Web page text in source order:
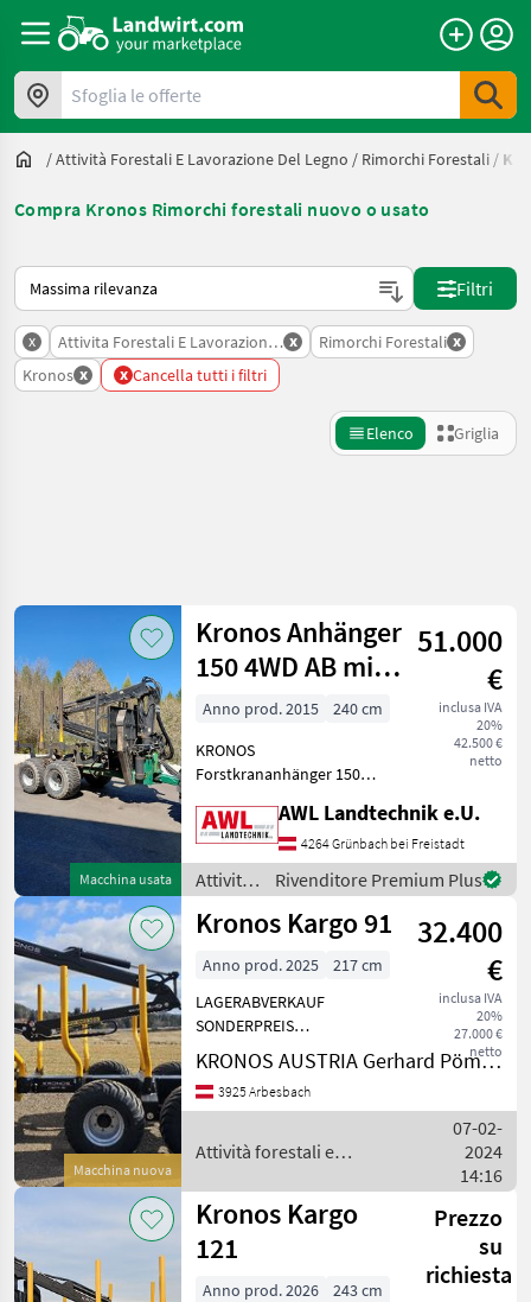
Sfoglia le offerte
/Attività Forestali E Lavorazione Del Legno / Rimorchi Forestali /
Compra Kronos Rimorchi forestali nuovo o usato
Ecco come viene ordinato su Landwirt.com
Filtri
x Attivita Forestali E Lavorazione Del Legno
x Rimorchi Forestali x
Kronos x x Cancella tutti i filtri
Elenco Griglia
Categoria 4 Paese Filtri
PERCORSO
ATTUALE
Settore
forestale
Forestali E
Lavorazione
Del Legno
Rimorchi
Forestali
Kronos
SCEGLI
CATEGORIA
Kronos
Palms
Binderberger
Reimposta
Mostra
9
risultati
Macchina usata
Kronos Anhänger
150 4WD AB mit
Kran 8020XL
51.000
€
inclusa IVA
20%
42.500 €
netto
Anno prod. 2015
240 cm
KRONOS
Forstkrananhänger 150
Gesamtgewicht,
hydraulischer
Reibrollenantrieb, 4
Rungenpaare, hydraulische
Schwenkdeichsel,
Druckluftbremse, Kran 80
AWL Landtechnik e.U.
4264 Grünbach bei Freistadt
Attività
forestali
e
del
legno /
Kronos
Rivenditore Premium Plus
Macchina nuova
Kronos Kargo 91
32.400
€
inclusa IVA
20%
27.000 €
netto
Anno prod. 2025
217 cm
LAGERABVERKAUF
SONDERPREIS
Vorführanhänger Kronos
Kargo 91 mit
Untenanhängung, 4 Rad
Rungenpaaren, 400/60-15,
Deichsellenkun
KRONOS AUSTRIA Gerhard Pömmer e.U.
3925 Arbesbach
Attività forestali e
Kronos
07-02-
2024
14:16
Kronos Kargo
121
Prezzo
su
richiesta
Anno prod. 2026
243 cm